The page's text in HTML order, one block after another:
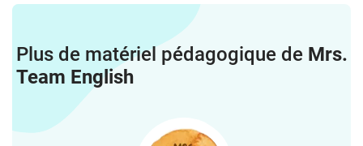
Plus de matériel pédagogique de Mrs.
Team English